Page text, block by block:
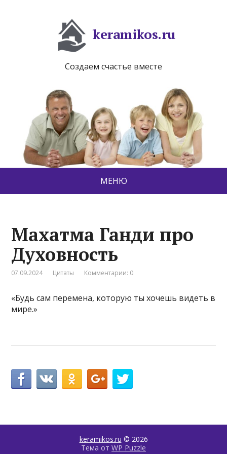
keramikos.ru
Создаем счастье вместе
МЕНЮ
Махатма Ганди про
Духовность
07.09.2024 Цитаты Комментарии: 0
«Будь сам перемена, которую ты хочешь видеть в
мире.»
keramikos.ru © 2026
Тема от WP Puzzle